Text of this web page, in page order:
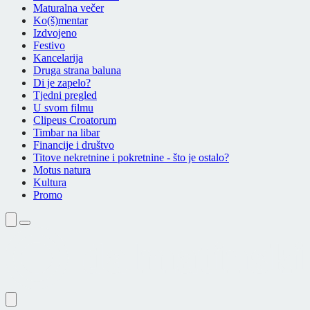
Maturalna večer
Ko(š)mentar
Izdvojeno
Festivo
Kancelarija
Druga strana baluna
Di je zapelo?
Tjedni pregled
U svom filmu
Clipeus Croatorum
Timbar na libar
Financije i društvo
Titove nekretnine i pokretnine - što je ostalo?
Motus natura
Kultura
Promo